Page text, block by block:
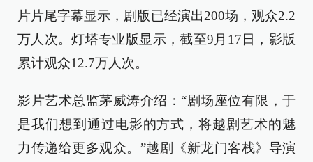
片片尾字幕显示，剧版已经演出200场，观众2.2
万人次。灯塔专业版显示，截至9月17日，影版
累计观众12.7万人次。
影片艺术总监茅威涛介绍：“剧场座位有限，于
是我们想到通过电影的方式，将越剧艺术的魅
力传递给更多观众。”越剧《新龙门客栈》导演